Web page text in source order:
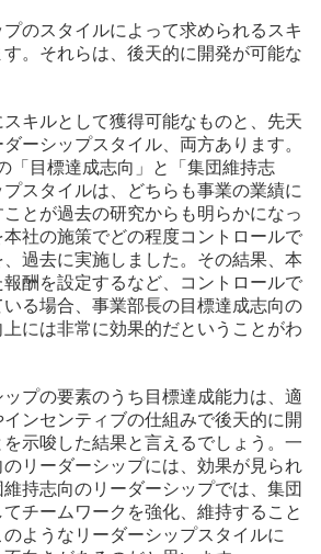
プのスタイルによって求められるスキ
。それらは、後天的に開発が可能な
スキルとして獲得可能なものと、先天
ーシップスタイル、両方あります。
「目標達成志向」と「集団維持志
スタイルは、どちらも事業の業績に
とが過去の研究からも明らかになっ
社の施策でどの程度コントロールで
過去に実施しました。その結果、本
酬を設定するなど、コントロールで
る場合、事業部長の目標達成志向の
には非常に効果的だということがわ
プの要素のうち目標達成能力は、適
ンセンティブの仕組みで後天的に開
示唆した結果と言えるでしょう。一
リーダーシップには、効果が見られ
持志向のリーダーシップでは、集団
チームワークを強化、維持すること
ようなリーダーシップスタイルに